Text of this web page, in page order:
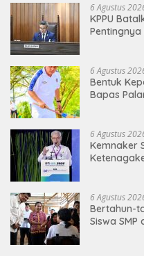
6 Agustus
KPPU
6 Agustus
Bentuk
Bapas
6 Agustus
Kemnaker
6 Agustus
Bertahun-
Siswa